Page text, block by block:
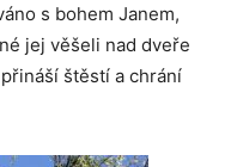
s bohem Janem,
jej věšeli nad dveře
štěstí a chrání